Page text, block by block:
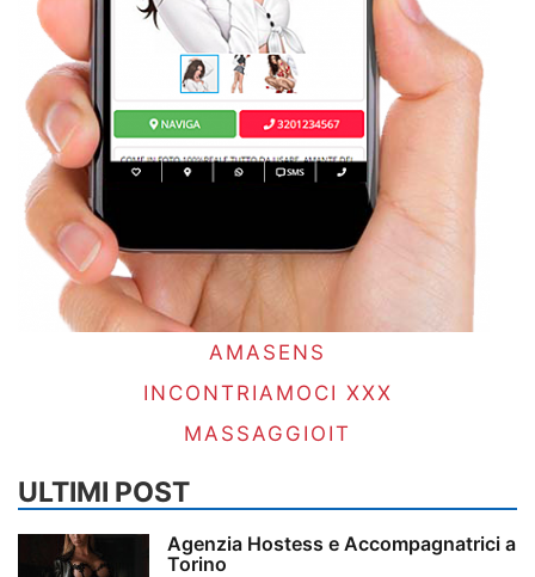
AMASENS
INCONTRIAMOCI XXX
MASSAGGIOIT
ULTIMI POST
Agenzia Hostess e Accompagnatrici a
Torino